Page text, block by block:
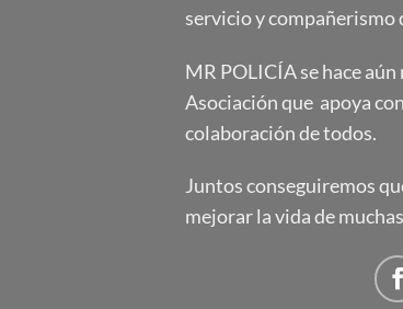
servicio y compañerismo
MR POLICÍA se hace
Asociación que apoya
colaboración de todos.
Juntos conseguiremos
mejorar la vida de